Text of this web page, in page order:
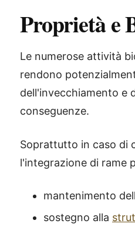
Proprietà e
Le numerose attività
rendono
dell'invecchiamento e
conseguenze.
Soprattutto in caso di
l'integrazione di rame
mantenimento
sostegno alla